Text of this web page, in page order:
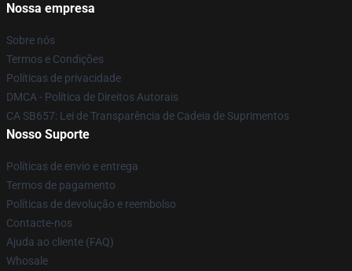
Nossa empresa
Sobre nós
Termos e Condições
Políticas de privacidade
DMCA - Política de Direitos Autorais
CA SB657: Lei de Transparência de Cadeia de Suprimentos
Nosso Suporte
Políticas de envio e entrega
Termos de pagamento
Políticas de devolução e reembolso
Contacte-nos
Ajuda ao cliente (FAQ)
Whosale